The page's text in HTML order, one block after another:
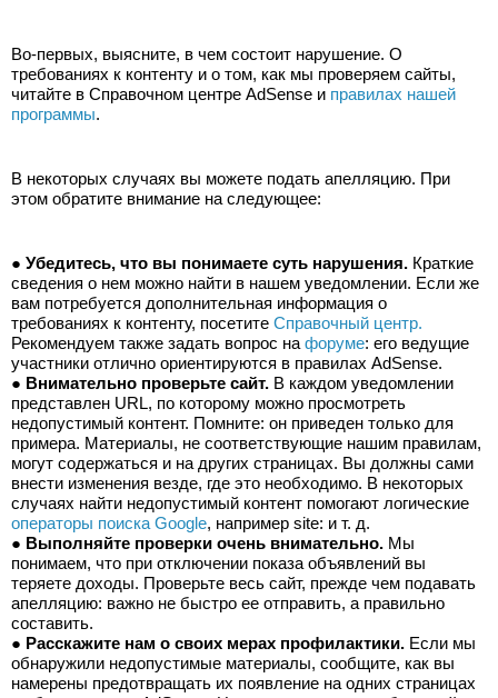
Во-первых, выясните, в чем состоит нарушение. О
требованиях к контенту и о том, как мы проверяем сайты,
читайте в Справочном центре AdSense и правилах нашей
программы.
В некоторых случаях вы можете подать апелляцию. При
этом обратите внимание на следующее:
● Убедитесь, что вы понимаете суть нарушения. Краткие
сведения о нем можно найти в нашем уведомлении. Если же
вам потребуется дополнительная информация о
требованиях к контенту, посетите Справочный центр.
Рекомендуем также задать вопрос на форуме: его ведущие
участники отлично ориентируются в правилах AdSense.
● Внимательно проверьте сайт. В каждом уведомлении
представлен URL, по которому можно просмотреть
недопустимый контент. Помните: он приведен только для
примера. Материалы, не соответствующие нашим правилам,
могут содержаться и на других страницах. Вы должны сами
внести изменения везде, где это необходимо. В некоторых
операторы поиска Google, например site: и т. д.
● Выполняйте проверки очень внимательно. Мы
понимаем, что при отключении показа объявлений вы
теряете доходы. Проверьте весь сайт, прежде чем подавать
апелляцию: важно не быстро ее отправить, а правильно
составить.
● Расскажите нам о своих мерах профилактики. Если мы
обнаружили недопустимые материалы, сообщите, как вы
намерены предотвращать их появление на одних страницах